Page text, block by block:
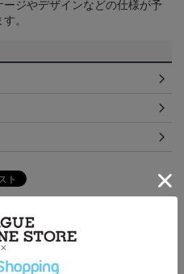
ジやデザインなどの仕様が予
。